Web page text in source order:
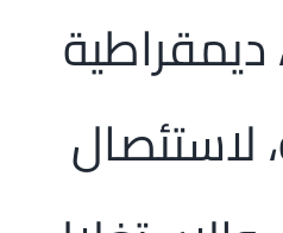
افتتاحية موقع المناضل-ة
ديمقراطية
لاستئصال